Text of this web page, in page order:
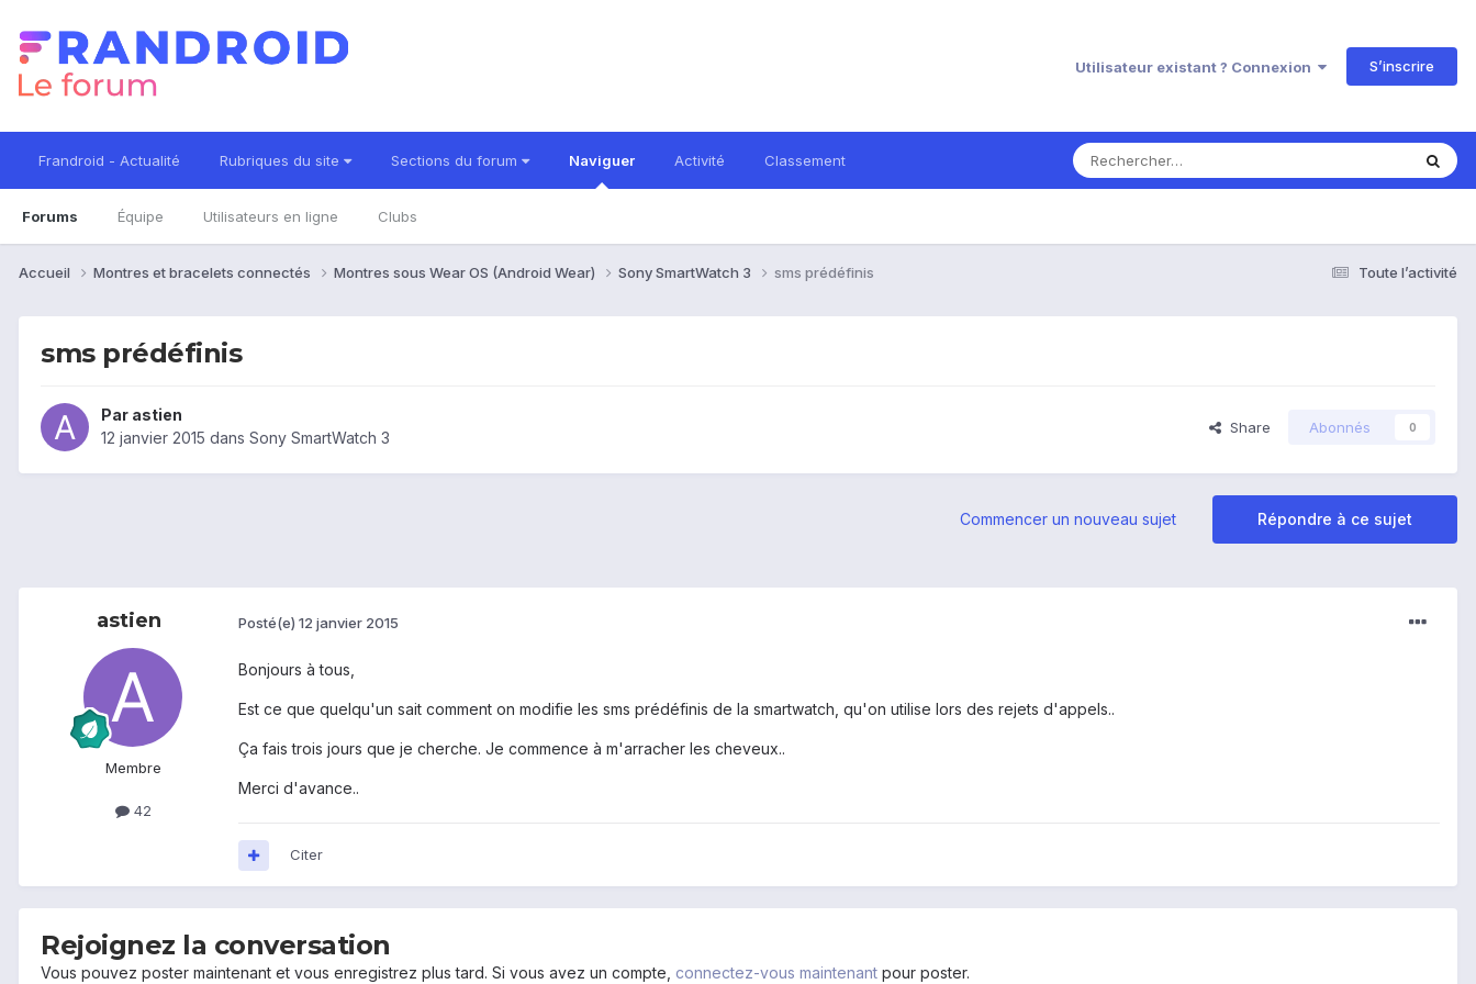
Utilisateur existant ? Connexion S’inscrire
Frandroid - Actualité Rubriques du site Sections du forum Naviguer
Forums Équipe Utilisateurs en ligne Clubs
Activité Classement
Toute l’activité
Accueil Montres et bracelets connectés Montres sous Wear OS (Android Wear) Sony SmartWatch 3 sms prédéfinis
sms prédéfinis
Par astien
12 janvier 2015 dans Sony SmartWatch 3
Share Abonnés 0
Répondre à ce sujet
Commencer un nouveau sujet
astien
Membre
42
Posté(e) 12 janvier 2015
Bonjours à tous,
Est ce que quelqu'un sait comment on modifie les sms prédéfinis de la smartwatch, qu'on utilise lors des rejets d'appels..
Ça fais trois jours que je cherche. Je commence à m'arracher les cheveux..
Merci d'avance..
Citer
Rejoignez la conversation
Vous pouvez poster maintenant et vous enregistrez plus tard. Si vous avez un compte, connectez-vous maintenant pour poster.